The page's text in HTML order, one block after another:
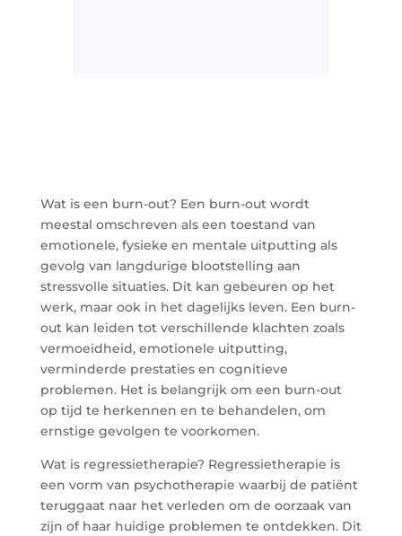
Wat is een burn-out? Een burn-out wordt
meestal omschreven als een toestand van
emotionele, fysieke en mentale uitputting als
gevolg van langdurige blootstelling aan
stressvolle situaties. Dit kan gebeuren op het
werk, maar ook in het dagelijks leven. Een burn-
out kan leiden tot verschillende klachten zoals
vermoeidheid, emotionele uitputting,
verminderde prestaties en cognitieve
problemen. Het is belangrijk om een burn-out
op tijd te herkennen en te behandelen, om
ernstige gevolgen te voorkomen.
Wat is regressietherapie? Regressietherapie is
een vorm van psychotherapie waarbij de patiënt
teruggaat naar het verleden om de oorzaak van
zijn of haar huidige problemen te ontdekken. Dit